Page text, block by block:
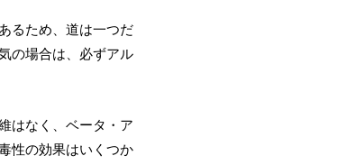
るため、道は一つだ
の場合は、必ずアル
はなく、ベータ・ア
性の効果はいくつか